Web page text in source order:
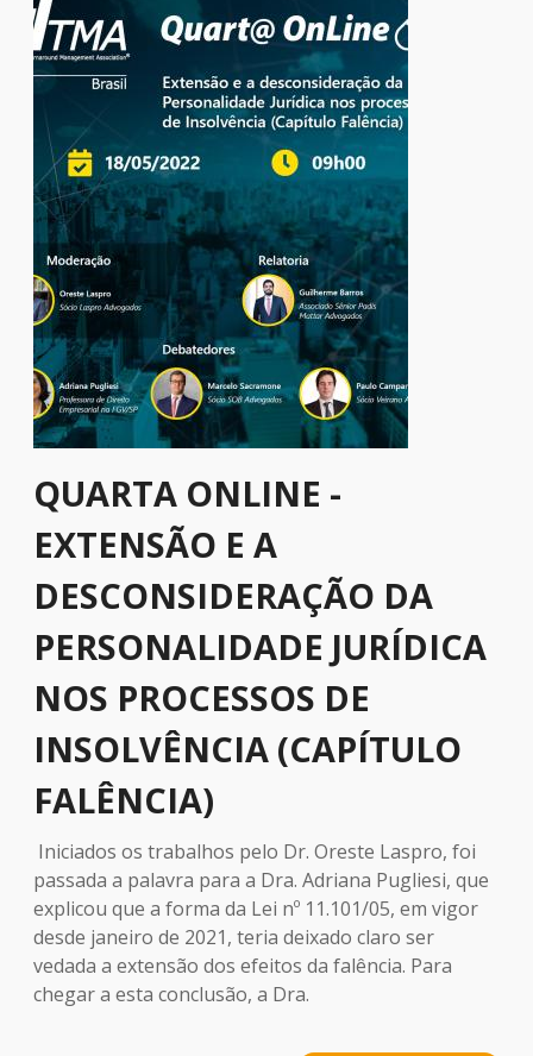
QUARTA ONLINE -
EXTENSÃO E A
DESCONSIDERAÇÃO DA
PERSONALIDADE JURÍDICA
NOS PROCESSOS DE
INSOLVÊNCIA (CAPÍTULO
FALÊNCIA)
Iniciados os trabalhos pelo Dr. Oreste Laspro, foi
passada a palavra para a Dra. Adriana Pugliesi, que
explicou que a forma da Lei nº 11.101/05, em vigor
desde janeiro de 2021, teria deixado claro ser
vedada a extensão dos efeitos da falência. Para
chegar a esta conclusão, a Dra.